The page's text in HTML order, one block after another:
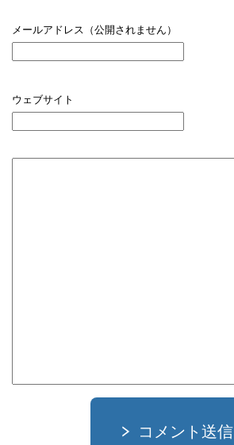
メールアドレス（公開されません）
ウェブサイト
コメント送信